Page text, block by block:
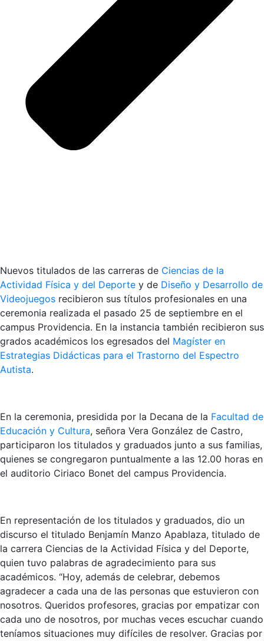
Nuevos titulados de las carreras de Ciencias de la
Actividad Física y del Deporte y de Diseño y Desarrollo de
Videojuegos recibieron sus títulos profesionales en una
ceremonia realizada el pasado 25 de septiembre en el
campus Providencia. En la instancia también recibieron sus
grados académicos los egresados del Magíster en
Estrategias Didácticas para el Trastorno del Espectro
Autista.
En la ceremonia, presidida por la Decana de la Facultad de
Educación y Cultura, señora Vera González de Castro,
participaron los titulados y graduados junto a sus familias,
quienes se congregaron puntualmente a las 12.00 horas en
el auditorio Ciriaco Bonet del campus Providencia.
En representación de los titulados y graduados, dio un
discurso el titulado Benjamín Manzo Apablaza, titulado de
la carrera Ciencias de la Actividad Física y del Deporte,
quien tuvo palabras de agradecimiento para sus
académicos. “Hoy, además de celebrar, debemos
agradecer a cada una de las personas que estuvieron con
nosotros. Queridos profesores, gracias por empatizar con
cada uno de nosotros, por muchas veces escuchar cuando
teníamos situaciones muy difíciles de resolver. Gracias por